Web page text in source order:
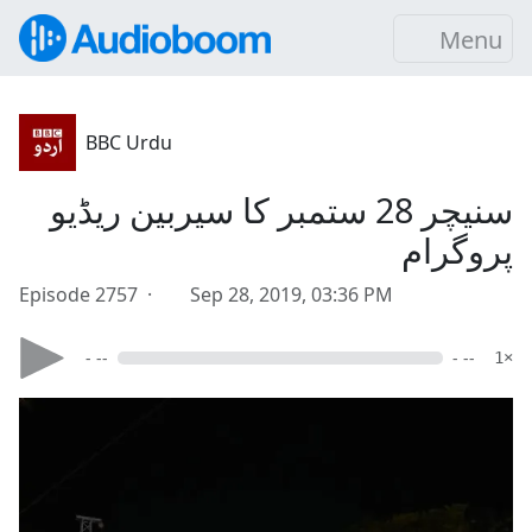
Menu
BBC Urdu
سنیچر 28 ستمبر کا سیربین ریڈیو
پروگرام
Episode 2757 · Sep 28, 2019, 03:36 PM
- -- - -- 1×